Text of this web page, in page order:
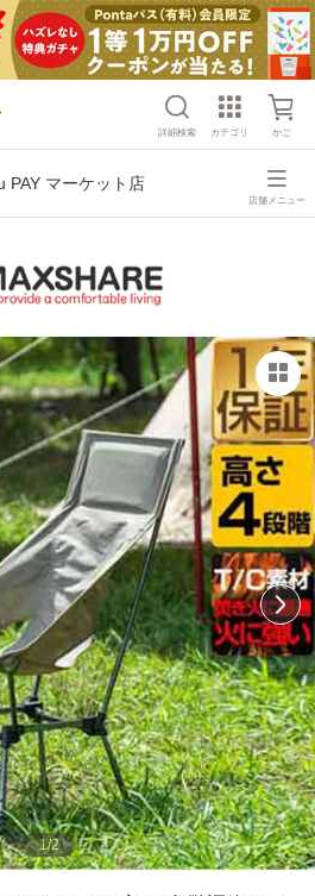
詳細検索 カテゴリ かご
PAY マーケット店
店舗メニュー
1/2